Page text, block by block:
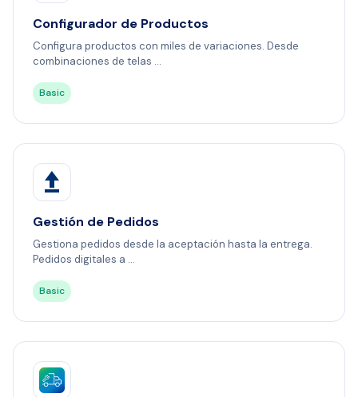
Configurador de Productos
Configura productos con miles de variaciones. Desde
combinaciones de telas ...
Basic
Gestión de Pedidos
Gestiona pedidos desde la aceptación hasta la entrega.
Pedidos digitales a ...
Basic